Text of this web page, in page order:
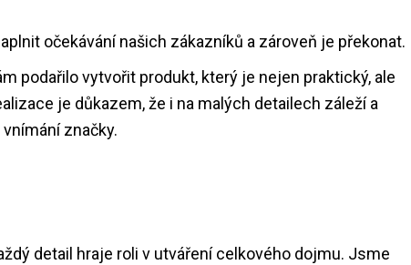
očekávání našich zákazníků a zároveň je překonat.
podařilo vytvořit produkt, který je nejen praktický, ale
je důkazem, že i na malých detailech záleží a
značky.
detail hraje roli v utváření celkového dojmu. Jsme